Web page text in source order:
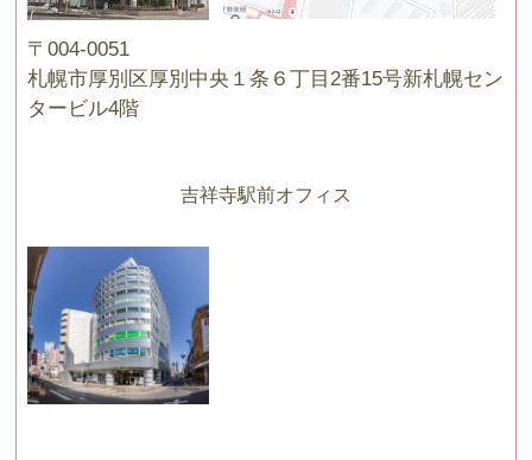
〒004-0051
札幌市厚別区厚別中央１条６丁目2番15号新札幌セン
タービル4階
吉祥寺駅前オフィス